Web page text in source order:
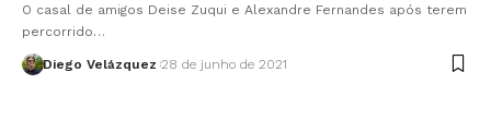
O casal de amigos Deise Zuqui e Alexandre Fernandes após terem
percorrido…
Diego Velázquez 28 de junho de 2021